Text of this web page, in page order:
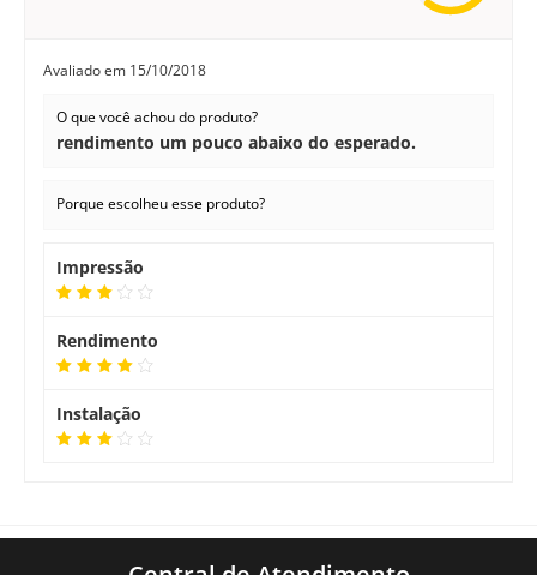
Avaliado em 15/10/2018
O que você achou do produto?
rendimento um pouco abaixo do esperado.
Porque escolheu esse produto?
Impressão
Rendimento
Instalação